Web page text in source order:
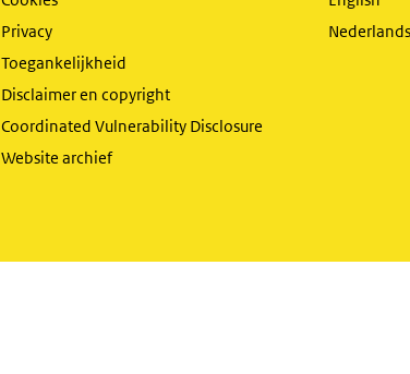
Privacy
Toegankelijkheid
Disclaimer en copyright
Coordinated Vulnerability Disclosure
Website archief
Nederlands